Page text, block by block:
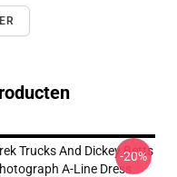
Trucks And Dickey Betts
A-Line Dress
-20%